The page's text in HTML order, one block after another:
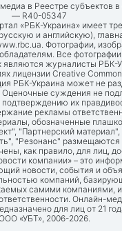
в Реестре субъектов
— R40-05347
«РБК-Украина» имеет
и английскую),
. Фотографии,
Все
являются журналисты РБК-
лицензии Creative
РБК-Украина может не
Оценочные суждения не
их
рекламы
обозначенные
"Партнерский материал",
"Резонанс" размещаются
как правило, для лиц,
компании» – это
новости, события и
компаний,
самими компаниями,
Онлайн-
для лиц от 21
«УБТ», 2006-2026.